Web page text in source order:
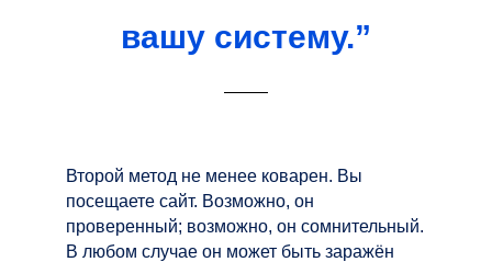
вашу систему.”
Второй метод не менее коварен. Вы
посещаете сайт. Возможно, он
проверенный; возможно, он сомнительный.
В любом случае он может быть заражён